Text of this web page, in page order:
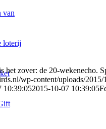
van
loterij
het zover: de 20-wekenecho.
wp-content/uploads/
10:39:052015-10-07 10:39:05